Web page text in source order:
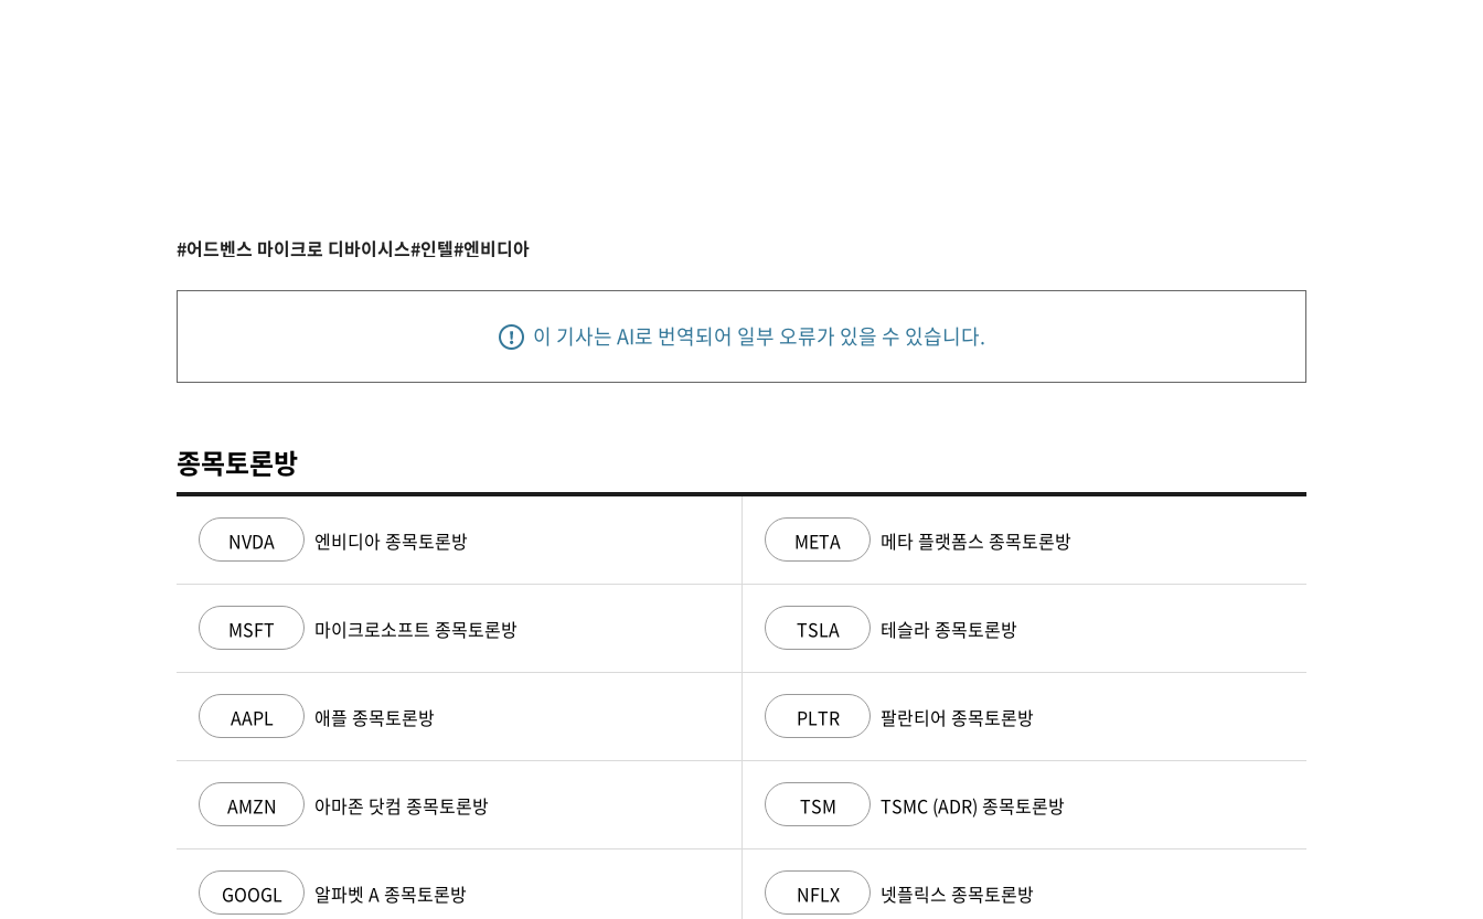
#어드벤스 마이크로 디바이시스#인텔#엔비디아
이 기사는 AI로 번역되어 일부 오류가 있을 수 있습니다.
종목토론방
NVDA 엔비디아 종목토론방
MSFT 마이크로소프트 종목토론방
AAPL 애플 종목토론방
AMZN 아마존 닷컴 종목토론방
GOOGL 알파벳 A 종목토론방
META 메타 플랫폼스 종목토론방
TSLA 테슬라 종목토론방
PLTR 팔란티어 종목토론방
TSM TSMC (ADR) 종목토론방
NFLX 넷플릭스 종목토론방